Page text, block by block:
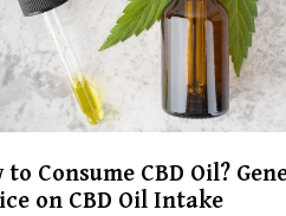
to Consume CBD Oil?
on CBD Oil Intake